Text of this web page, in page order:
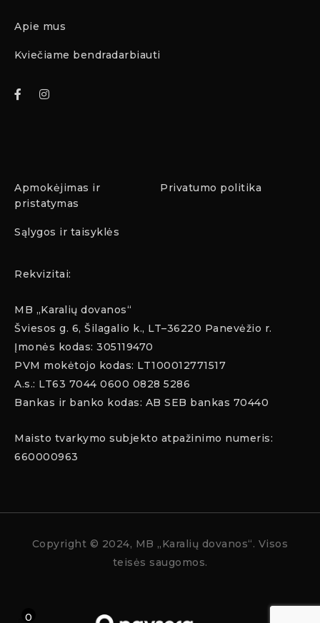
Apie mus
Kviečiame bendradarbiauti
Apmokėjimas ir
pristatymas
Privatumo politika
Sąlygos ir taisyklės
Rekvizitai:
MB „Karalių dovanos“
Šviesos g. 6, Šilagalio k., LT–36220 Panevėžio r.
Įmonės kodas: 305119470
PVM mokėtojo kodas: LT100012771517
A.s.: LT63 7044 0600 0828 5286
Bankas ir banko kodas: AB SEB bankas 70440
Maisto tvarkymo subjekto atpažinimo numeris:
660000963
Copyright © 2024, MB „Karalių dovanos“. Visos
teisės saugomos.
0